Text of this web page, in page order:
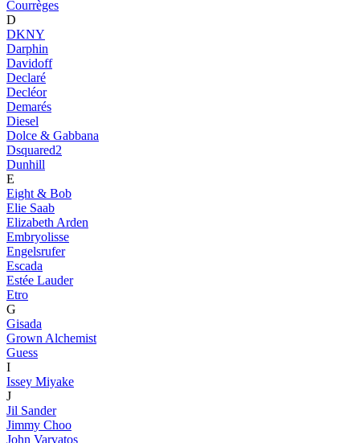
Courrèges
D
DKNY
Darphin
Davidoff
Declaré
Decléor
Demarés
Diesel
Dolce & Gabbana
Dsquared2
Dunhill
E
Eight & Bob
Elie Saab
Elizabeth Arden
Embryolisse
Engelsrufer
Escada
Estée Lauder
Etro
G
Gisada
Grown Alchemist
Guess
I
Issey Miyake
J
Jil Sander
Jimmy Choo
John Varvatos